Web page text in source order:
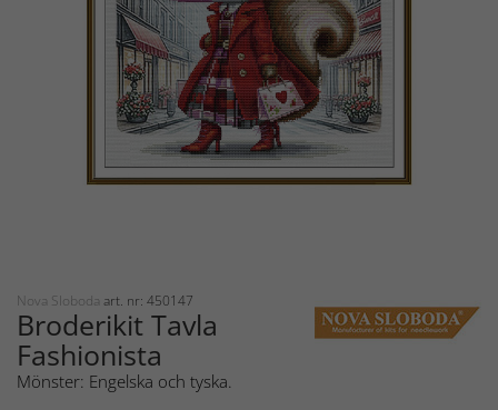
Nova Sloboda art. nr: 450147
Broderikit Tavla
Fashionista
Mönster: Engelska och tyska.